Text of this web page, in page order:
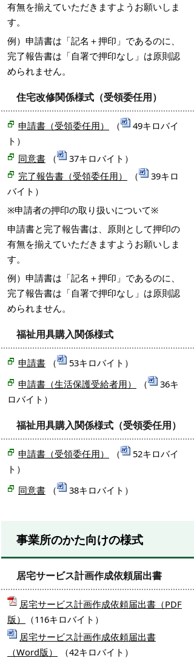
有無を揃えていただきますようお願いしま
す。
例）申請書は「記名＋押印」であるのに、
完了報告書は「自署で押印なし」は原則認
められません。
住宅改修関係様式（受領委任用）
申請書（受領委任用） （
49キロバイ
ト）
同意書 （
37キロバイト）
完了報告書（受領委任用）
（
39キロ
バイト）
※申請者の押印の取り扱いについて※
申請書と完了報告書は、原則として押印の
有無を揃えていただきますようお願いしま
す。
例）申請書は「記名＋押印」であるのに、
完了報告書は「自署で押印なし」は原則認
められません。
福祉用具購入関係様式
申請書 （
53キロバイト）
申請書（生活保護受給者用）
（
36キ
ロバイト）
福祉用具購入関係様式（受領委任用）
申請書（受領委任用） （
52キロバイ
ト）
同意書 （ 38キロバイト）
事業所のかた向けの様式
居宅サービス計画作成依頼届出書
居宅サービス計画作成依頼届出書（PDF
版）
（116キロバイト）
居宅サービス計画作成依頼届出書
（Word版）
（42キロバイト）